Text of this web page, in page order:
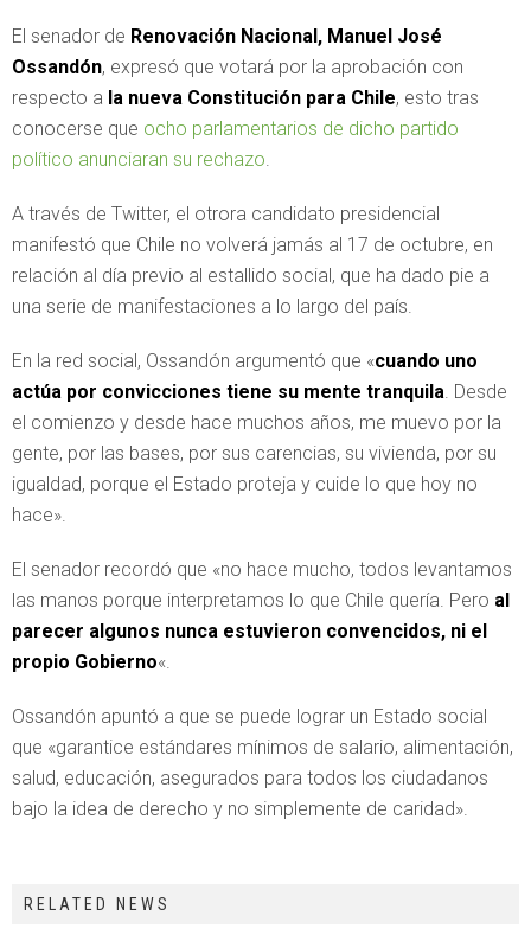
El senador de Renovación Nacional, Manuel José
Ossandón, expresó que votará por la aprobación con
respecto a la nueva Constitución para Chile, esto tras
conocerse que ocho parlamentarios de dicho partido
político anunciaran su rechazo
A través de Twitter, el otrora candidato presidencial
manifestó que Chile no volverá jamás al 17 de octubre, en
relación al día previo al estallido social, que ha dado pie a
una serie de manifestaciones a lo largo del país.
En la red social, Ossandón argumentó que «cuando uno
actúa por convicciones tiene su mente tranquila . Desde
el comienzo y desde hace muchos años, me muevo por la
gente, por las bases, por sus carencias, su vivienda, por su
igualdad, porque el Estado proteja y cuide lo que hoy no
hace».
El senador recordó que «no hace mucho, todos levantamos
las manos porque interpretamos lo que Chile quería. Pero al
parecer algunos nunca estuvieron convencidos, ni el
propio Gobierno«.
Ossandón apuntó a que se puede lograr un Estado social
que «garantice estándares mínimos de salario, alimentación,
salud, educación, asegurados para todos los ciudadanos
bajo la idea de derecho y no simplemente de caridad».
RELATED NEWS